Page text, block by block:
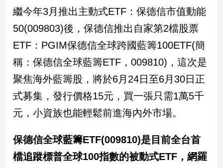
政
治
政
治
焦
品
觀
點
民
國
會
繼今年3月推出主動式ETF：保德信市值動能
50(009803)後，保德信推出自家第2檔股票
ETF：PGIM保德信全球跨國藍籌100ETF(簡
稱：保德信全球藍籌ETF，009810)，這次是
聚焦海外藍籌股，將於6月24日至6月30日正
式募集，發行價格15元，買一張只需1萬5千
元，小資族也能輕鬆前進海內外市場。
保德信全球藍籌ETF(009810)是目前全台首
檔追蹤標普全球100指數的被動式ETF，網羅